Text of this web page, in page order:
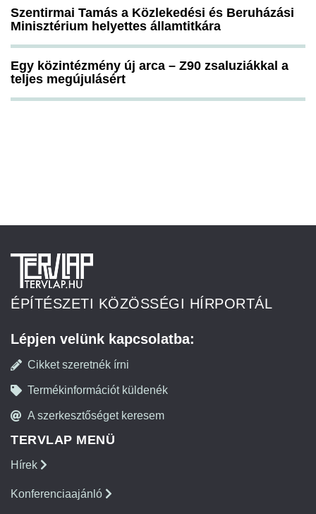
Szentirmai Tamás a Közlekedési és Beruházási
Minisztérium helyettes államtitkára
Egy közintézmény új arca – Z90 zsaluziákkal a
teljes megújulásért
ÉPÍTÉSZETI KÖZÖSSÉGI HÍRPORTÁL
Lépjen velünk kapcsolatba:
Cikket szeretnék írni
Termékinformációt küldenék
A szerkesztőséget keresem
TERVLAP MENÜ
Hírek
Konferenciaajánló